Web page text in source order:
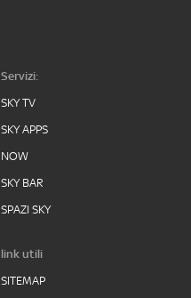
Servizi:
SKY TV
SKY APPS
NOW
SKY BAR
SPAZI SKY
link utili
SITEMAP